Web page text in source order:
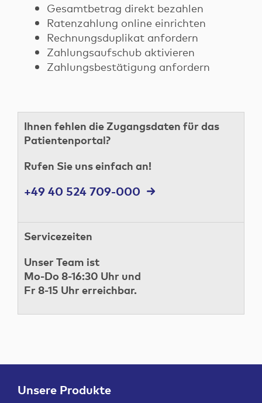
Gesamtbetrag direkt bezahlen
Ratenzahlung online einrichten
Rechnungsduplikat anfordern
Zahlungsaufschub aktivieren
Zahlungsbestätigung anfordern
Ihnen fehlen die Zugangsdaten für das
Patientenportal?
Rufen Sie uns einfach an!
+49 40 524 709-000
Servicezeiten
Unser Team ist
Mo-Do 8-16:30 Uhr und
Fr 8-15 Uhr erreichbar.
Unsere Produkte